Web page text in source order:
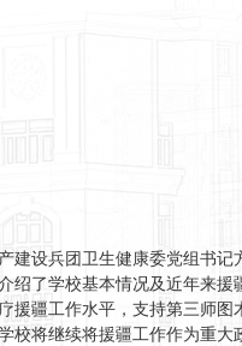
建设兵团卫生健康委党组书
绍了学校基本情况及近年来
援疆工作水平，支持第三师
校将继续将援疆工作作为重